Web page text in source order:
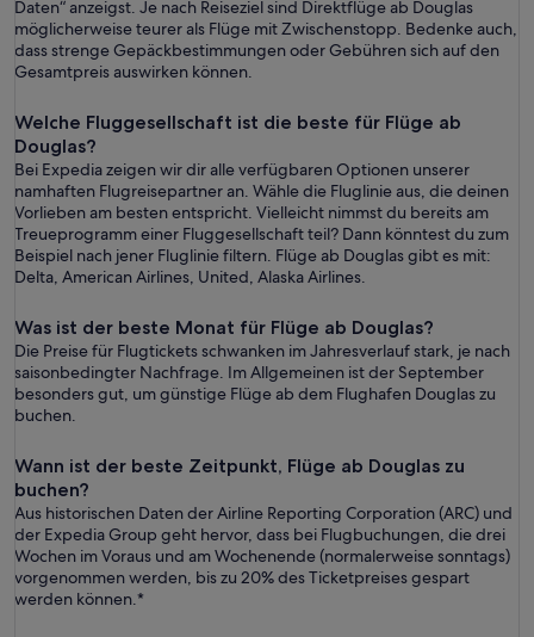
Daten“ anzeigst. Je nach Reiseziel sind Direktflüge ab Douglas
möglicherweise teurer als Flüge mit Zwischenstopp. Bedenke auch,
dass strenge Gepäckbestimmungen oder Gebühren sich auf den
Gesamtpreis auswirken können.
Welche Fluggesellschaft ist die beste für Flüge ab
Douglas?
Bei Expedia zeigen wir dir alle verfügbaren Optionen unserer
namhaften Flugreisepartner an. Wähle die Fluglinie aus, die deinen
Vorlieben am besten entspricht. Vielleicht nimmst du bereits am
Treueprogramm einer Fluggesellschaft teil? Dann könntest du zum
Beispiel nach jener Fluglinie filtern. Flüge ab Douglas gibt es mit:
Delta, American Airlines, United, Alaska Airlines.
Was ist der beste Monat für Flüge ab Douglas?
Die Preise für Flugtickets schwanken im Jahresverlauf stark, je nach
saisonbedingter Nachfrage. Im Allgemeinen ist der September
besonders gut, um günstige Flüge ab dem Flughafen Douglas zu
buchen.
Wann ist der beste Zeitpunkt, Flüge ab Douglas zu
buchen?
Aus historischen Daten der Airline Reporting Corporation (ARC) und
der Expedia Group geht hervor, dass bei Flugbuchungen, die drei
Wochen im Voraus und am Wochenende (normalerweise sonntags)
vorgenommen werden, bis zu 20% des Ticketpreises gespart
werden können.*